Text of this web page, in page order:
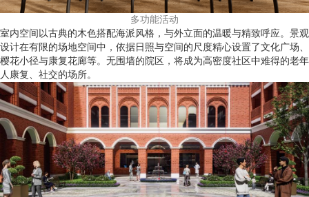
多功能活动
室内空间以古典的木色搭配海派风格，与外立面的温暖与精致呼应。景观
设计在有限的场地空间中，依据日照与空间的尺度精心设置了文化广场、
樱花小径与康复花廊等。无围墙的院区，将成为高密度社区中难得的老年
人康复、社交的场所。